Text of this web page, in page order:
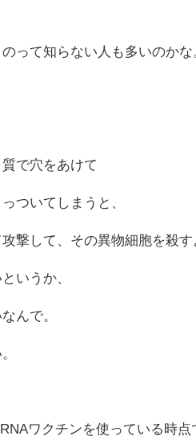
って知らない人も多いのかな
で穴をあけて
ついてしまうと、
撃して、その異物細胞を殺す
いうか、
んで。
ワクチンを使っている時点